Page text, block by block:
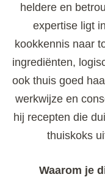
heldere en
expertise ligt
kookkennis naar
ingrediënten,
ook thuis goed
werkwijze en
hij recepten die
thuiskoks
Waarom je